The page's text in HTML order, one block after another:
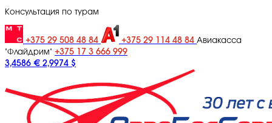
Консультация по турам
+375 29 508 48 84 +375 29 114 48 84 Авиакасса
"Флайдрим" +375 17 3 666 999
3,4586 € 2,9974 $